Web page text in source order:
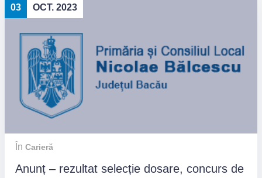
03 OCT. 2023
În Carieră
Anunț – rezultat selecție dosare, concurs de